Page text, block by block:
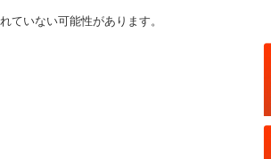
ていない可能性があります。